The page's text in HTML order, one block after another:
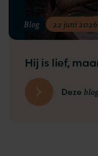
Blog 22 juni 2026
Hij is lief,
Deze